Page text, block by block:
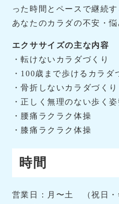
った時間とペースで継続
あなたのカラダの不安・
エクササイズの主な内容
・転けないカラダづくり
・100歳まで歩けるカラダ
・骨折しないカラダづくり
・正しく無理のない歩く姿
・腰痛ラクラク体操
・膝痛ラクラク体操
時間
営業日：月〜土 （祝日・